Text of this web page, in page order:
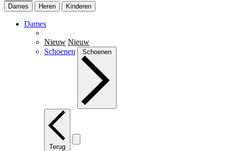
Dames
Heren Kinderen
Dames
Nieuw Nieuw
Schoenen
Schoenen
Terug